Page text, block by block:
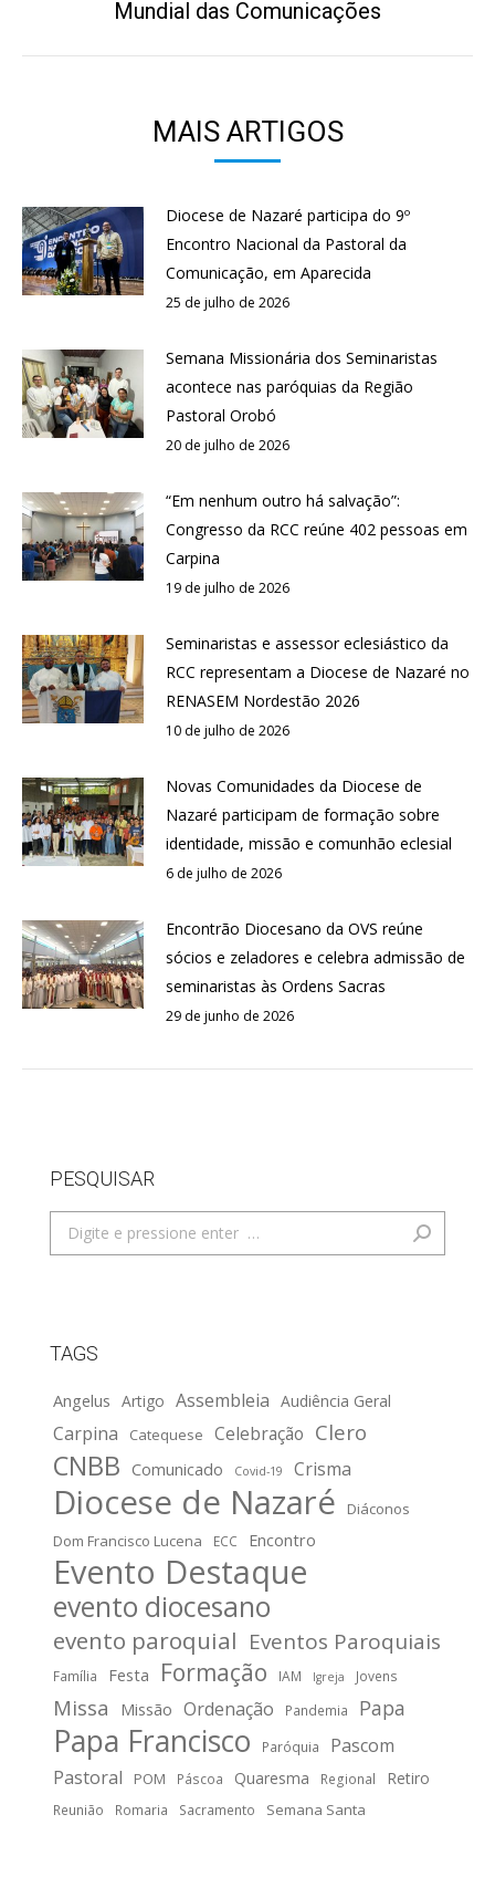
post:
Mundial das Comunicações
MAIS ARTIGOS
Diocese de Nazaré participa do 9º
Encontro Nacional da Pastoral da
Comunicação, em Aparecida
25 de julho de 2026
Semana Missionária dos Seminaristas
acontece nas paróquias da Região
Pastoral Orobó
20 de julho de 2026
“Em nenhum outro há salvação”:
Congresso da RCC reúne 402 pessoas em
Carpina
19 de julho de 2026
Seminaristas e assessor eclesiástico da
RCC representam a Diocese de Nazaré no
RENASEM Nordestão 2026
10 de julho de 2026
Novas Comunidades da Diocese de
Nazaré participam de formação sobre
identidade, missão e comunhão eclesial
6 de julho de 2026
Encontrão Diocesano da OVS reúne
sócios e zeladores e celebra admissão de
seminaristas às Ordens Sacras
29 de junho de 2026
PESQUISAR
Search:
TAGS
Angelus Artigo Assembleia Audiência Geral
Carpina Catequese Celebração Clero
CNBB Comunicado Covid-19 Crisma
Diocese de Nazaré
Diáconos
Dom Francisco Lucena
ECC Encontro
Evento Destaque
evento diocesano
evento paroquial Eventos Paroquiais
Família Festa Formação IAM Igreja Jovens
Missa Missão Ordenação Pandemia Papa
Papa Francisco Paróquia
Pascom
Pastoral
POM Páscoa Quaresma Regional Retiro
Reunião Romaria Sacramento Semana Santa